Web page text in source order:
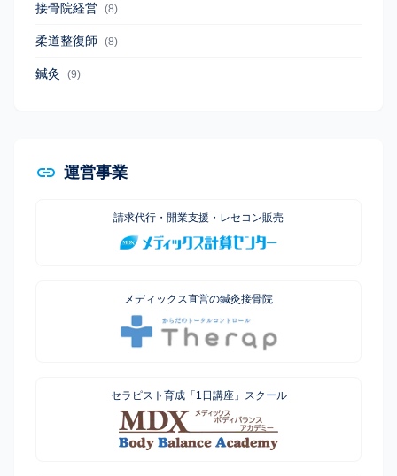
接骨院経営 (8)
柔道整復師 (8)
鍼灸 (9)
運営事業
請求代行・開業支援・レセコン販売
メディックス直営の鍼灸接骨院
セラピスト育成「1日講座」スクール